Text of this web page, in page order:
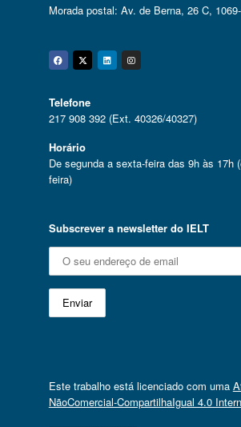
Morada postal: Av. de Berna, 26 C,
Facebook
Twitter
Linkedin
Instagram
Telefone
217 908 392 (Ext. 40326/40327)
Horário
De segunda a sexta-feira das 9h às 17h
feira)
Subscrever a newsletter do IELT
Este trabalho está licenciado com uma
NãoComercial-CompartilhaIgual 4.0